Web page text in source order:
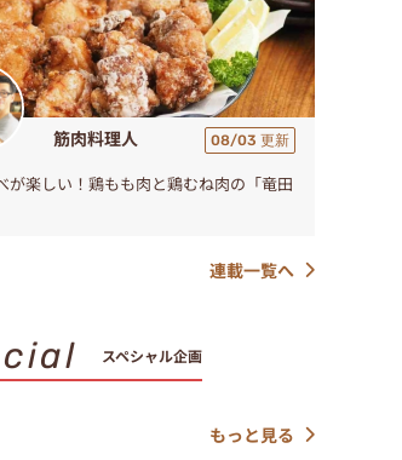
筋肉料理人 08/03 更新
が楽しい！鶏もも肉と鶏むね肉の「竜田
連載一覧へ
スペシャル企画
もっと見る